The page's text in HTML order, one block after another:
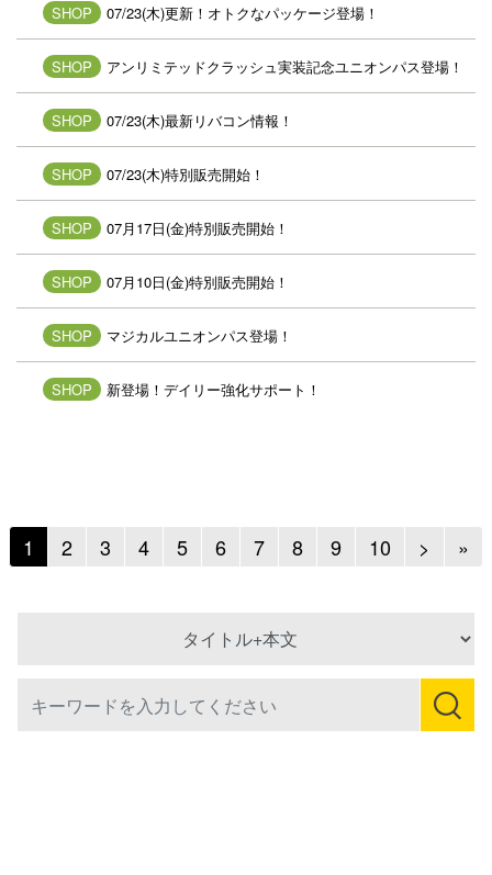
SHOP 07/23(木)更新！オトクなパッケージ登場！
SHOP アンリミテッドクラッシュ実装記念ユニオンパス登場！
SHOP 07/23(木)最新リバコン情報！
SHOP 07/23(木)特別販売開始！
SHOP 07月17日(金)特別販売開始！
SHOP 07月10日(金)特別販売開始！
SHOP マジカルユニオンパス登場！
SHOP 新登場！デイリー強化サポート！
1 2 3 4 5 6 7 8 9 10 > Next
»